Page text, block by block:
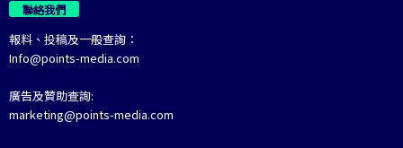
聯絡我們
報料、投稿及一般查詢：
Info@points-media.com
廣告及贊助查詢:
marketing@points-media.com